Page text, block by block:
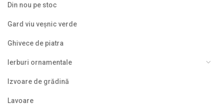
Din nou pe stoc
Gard viu veșnic verde
Ghivece de piatra
Ierburi ornamentale
Izvoare de grădină
Lavoare